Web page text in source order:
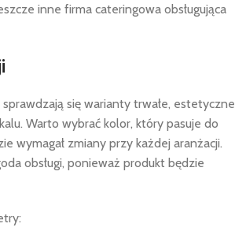
inne firma cateringowa obsługująca
się warianty trwałe, estetyczne
Warto wybrać kolor, który pasuje do
wymagał zmiany przy każdej aranżacji.
obsługi, ponieważ produkt będzie